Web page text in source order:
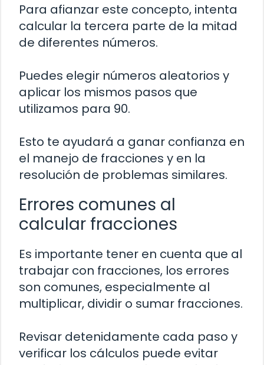
Para afianzar este concepto, intenta
calcular la tercera parte de la mitad
de diferentes números.
Puedes elegir números aleatorios y
aplicar los mismos pasos que
utilizamos para 90.
Esto te ayudará a ganar confianza en
el manejo de fracciones y en la
resolución de problemas similares.
Errores comunes al
calcular fracciones
Es importante tener en cuenta que al
trabajar con fracciones, los errores
son comunes, especialmente al
multiplicar, dividir o sumar fracciones.
Revisar detenidamente cada paso y
verificar los cálculos puede evitar